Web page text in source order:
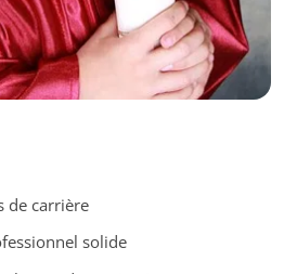
de carrière
solide